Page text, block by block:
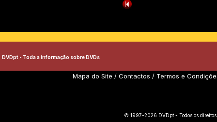
DVDpt - Toda a informação sobre DVDs
Mapa do Site / Contactos / Termos e
© 1997-2026 DVDpt - Todos os direitos